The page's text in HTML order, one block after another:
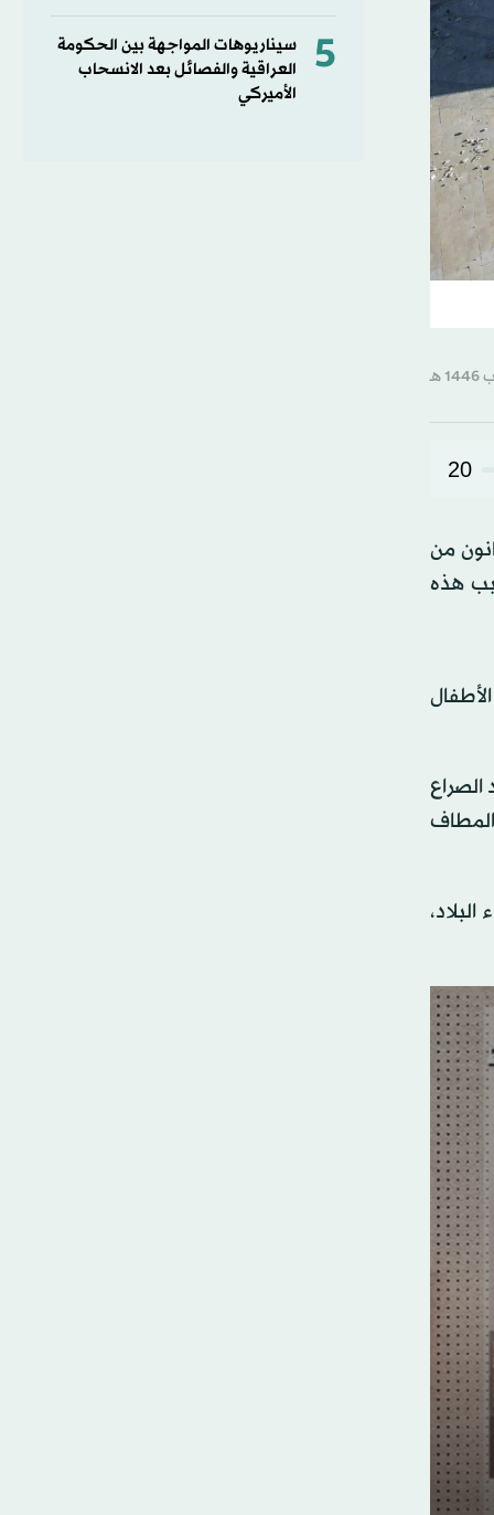
20
من
قتلوا أو أصيبوا بسبب هذه
تصاعد الصراع
المطاف
أنحاء البلاد،
5
سيناريوهات المواجهة بين الحكومة
العراقية والفصائل بعد الانسحاب
الأميركي